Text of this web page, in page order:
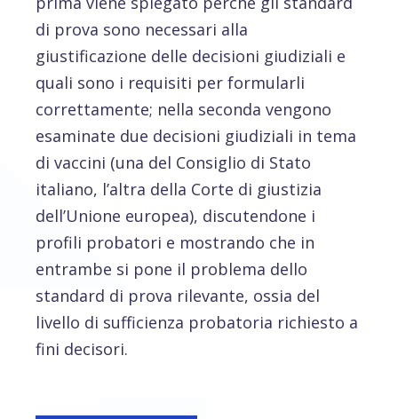
di prova sono necessari alla
giustificazione delle decisioni giudiziali e
quali sono i requisiti per formularli
correttamente; nella seconda vengono
esaminate due decisioni giudiziali in tema
di vaccini (una del Consiglio di Stato
italiano, l’altra della Corte di giustizia
dell’Unione europea), discutendone i
profili probatori e mostrando che in
entrambe si pone il problema dello
standard di prova rilevante, ossia del
livello di sufficienza probatoria richiesto a
fini decisori.